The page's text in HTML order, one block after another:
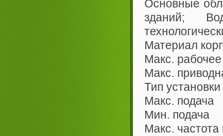
Основные
зданий;
Материал
Макс.
Макс.
Тип
Макс.
Мин. подача
Макс.